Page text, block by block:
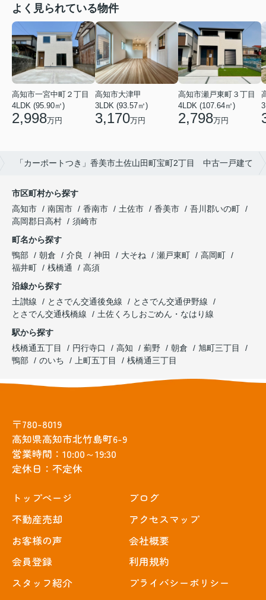
よく見られている物件
高知市一宮中町２丁目
4LDK (95.90㎡)
2,998万円
高知市大津甲
3LDK (93.57㎡)
3,170万円
高知市瀬戸東町３丁目
4LDK (107.64㎡)
2,798万円
「カーポートつき」香美市土佐山田町宝町2丁目 中古一戸建て
市区町村から探す
高知市
南国市 香南市 土佐市 香美市
吾川郡いの町
高岡郡日高村
須崎市
町名から探す
鴨部
朝倉 介良 神田 大そね 瀬戸東町
高岡町
福井町
桟橋通
高須
沿線から探す
土讃線
とさでん交通後免線
とさでん交通伊野線
とさでん交通桟橋線
土佐くろしおごめん・なはり線
駅から探す
桟橋通五丁目
円行寺口 高知 薊野 朝倉
旭町三丁目
鴨部
のいち 上町五丁目 桟橋通三丁目
〒780-8019
高知県高知市北竹島町6-9
営業時間：10:00～19:30
定休日：不定休
トップぺージ
不動産売却
お客様の声
会員登録
スタッフ紹介
ブログ
アクセスマップ
会社概要
利用規約
プライバシーポリシー